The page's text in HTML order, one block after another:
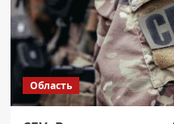
Область